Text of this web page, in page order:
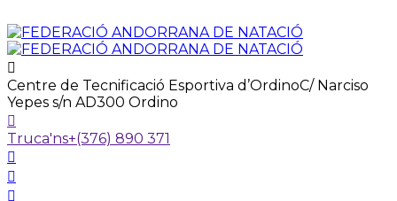
Centre de Tecnificació Esportiva d’OrdinoC/ Narciso
Yepes s/n AD300 Ordino
Truca'ns+(376) 890 371